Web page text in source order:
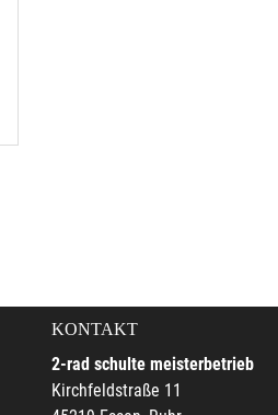
KONTAKT
2-rad schulte meisterbetrieb
Kirchfeldstraße 11